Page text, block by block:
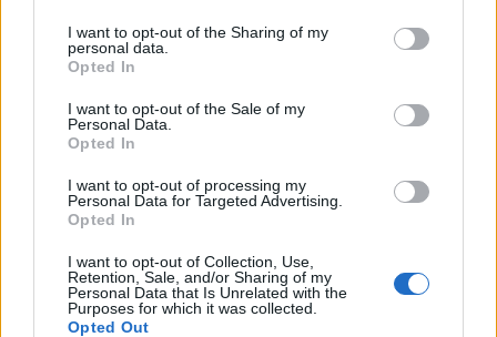
not limited to your visit or usage behaviour. You may click to
grant or deny consent to Google and its third-party tags to
use your data for below specified purposes in below Google
consent section.
I want to opt-out of the Sharing of my
personal data.
Opted In
I want to opt-out of the Sale of my
Personal Data.
Opted In
I want to opt-out of processing my
Personal Data for Targeted Advertising.
Opted In
I want to opt-out of Collection, Use,
Retention, Sale, and/or Sharing of my
Personal Data that Is Unrelated with the
Purposes for which it was collected.
Opted Out